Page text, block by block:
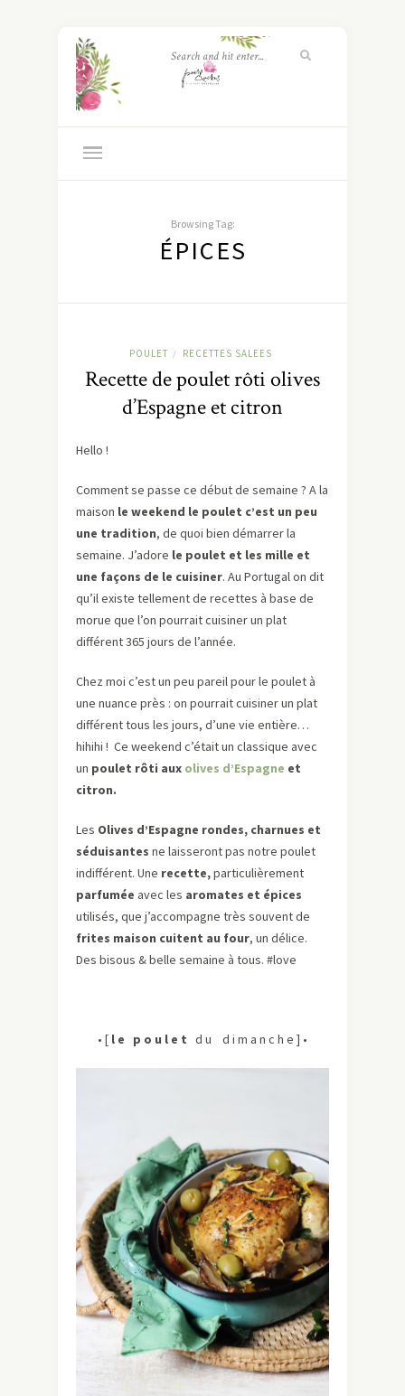
Browsing Tag:
ÉPICES
POULET / RECETTES SALEES
Recette de poulet rôti olives
d’Espagne et citron
Hello !
Comment se passe ce début de semaine ? A la
maison le weekend le poulet c’est un peu
une tradition, de quoi bien démarrer la
semaine. J’adore le poulet et les mille et
une façons de le cuisiner. Au Portugal on dit
qu’il existe tellement de recettes à base de
morue que l’on pourrait cuisiner un plat
différent 365 jours de l’année.
Chez moi c’est un peu pareil pour le poulet à
une nuance près : on pourrait cuisiner un plat
différent tous les jours, d’une vie entière…
hihihi ! Ce weekend c’était un classique avec
un poulet rôti aux olives d’Espagne et
citron.
Les Olives d’Espagne rondes, charnues et
séduisantes ne laisseront pas notre poulet
indifférent. Une recette,particulièrement
parfumée avec les aromates et épices
utilisés, que j’accompagne très souvent de
frites maison cuitent au four, un délice.
Des bisous & belle semaine à tous. #love
• [ l e p o u l e t d u d i m a n c h e ] •